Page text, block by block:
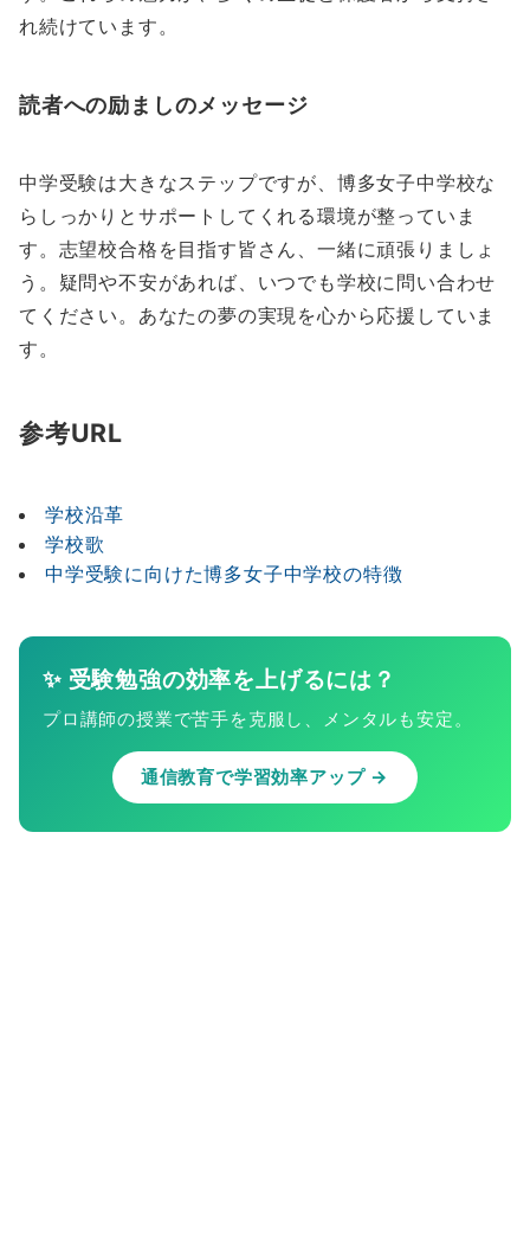
れ続けています。
読者への励ましのメッセージ
中学受験は大きなステップですが、博多女子中学校な
らしっかりとサポートしてくれる環境が整っていま
す。志望校合格を目指す皆さん、一緒に頑張りましょ
う。疑問や不安があれば、いつでも学校に問い合わせ
てください。あなたの夢の実現を心から応援していま
す。
参考URL
学校沿革
学校歌
中学受験に向けた博多女子中学校の特徴
✨ 受験勉強の効率を上げるには？
プロ講師の授業で苦手を克服し、メンタルも安定。
通信教育で学習効率アップ →